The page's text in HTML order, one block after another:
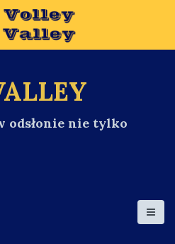
odsłonie nie tylko